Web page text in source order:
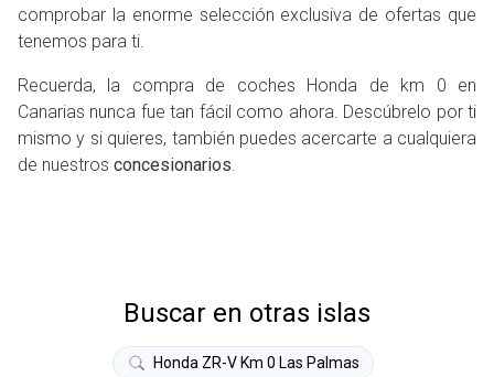
comprobar la enorme selección exclusiva de ofertas que
tenemos para ti.
Recuerda, la compra de coches Honda de km 0 en
Canarias nunca fue tan fácil como ahora. Descúbrelo por ti
mismo y si quieres, también puedes acercarte a cualquiera
de nuestros concesionarios.
Buscar en otras islas
Honda ZR-V Km 0 Las Palmas